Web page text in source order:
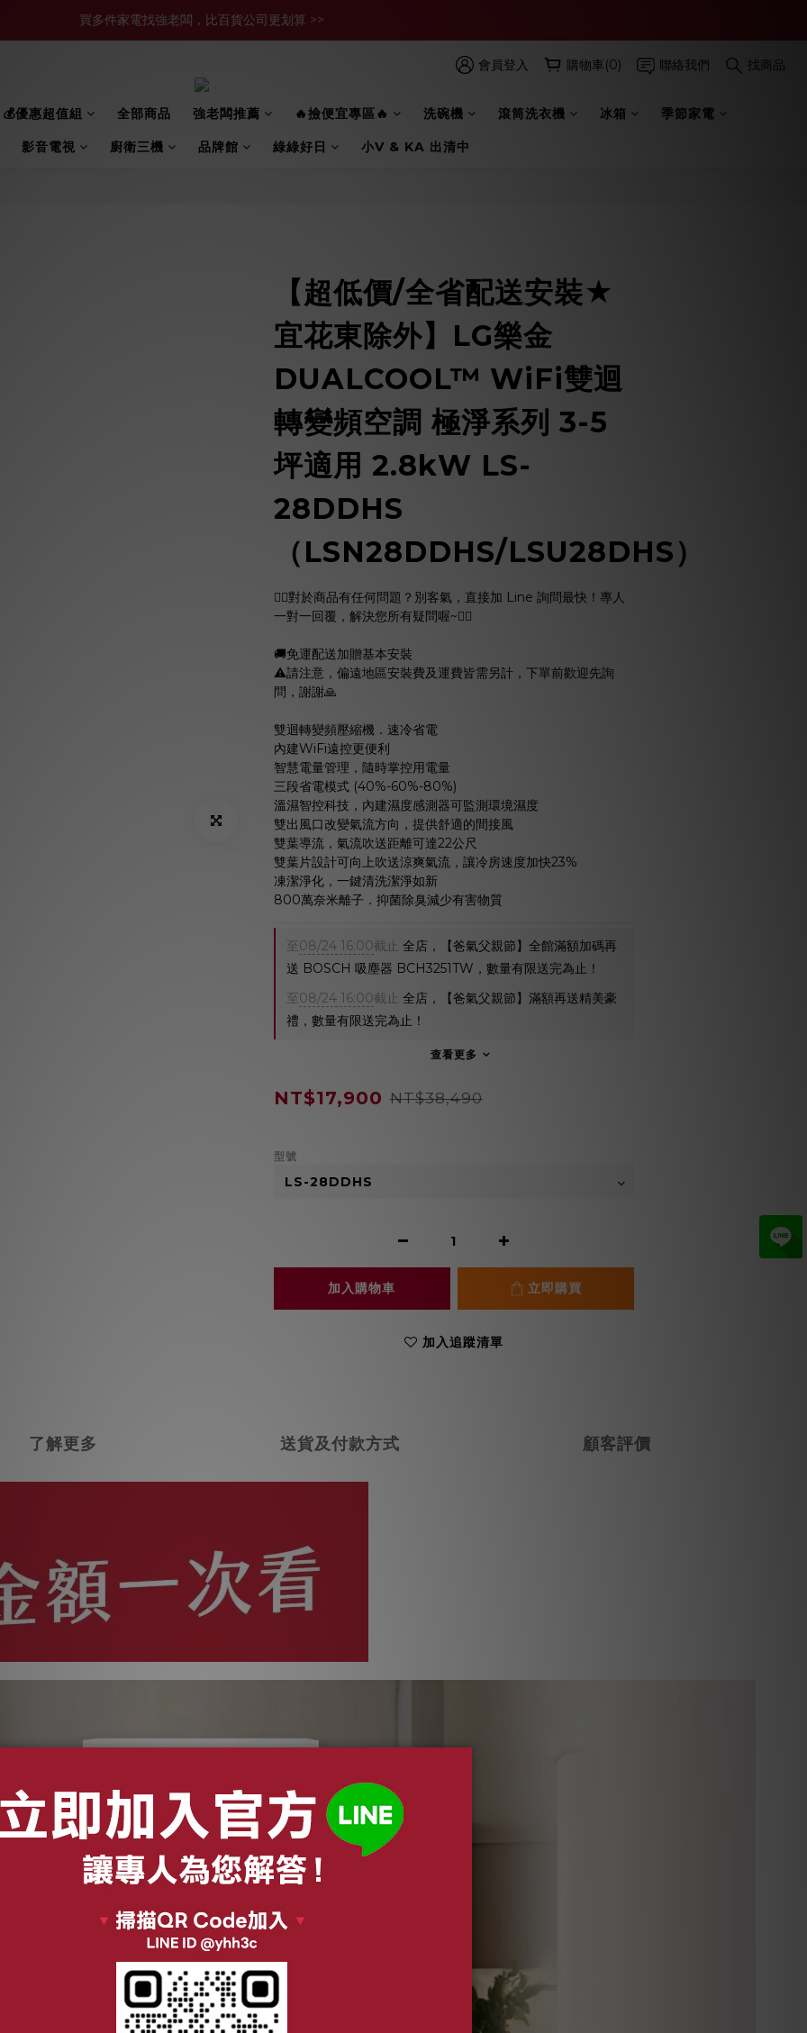
買多件家電找強老闆，比百貨公司更划算 >>
官網現金轉帳優惠 結帳輸【YHH02】再享2%優惠
買多件家電找強老闆，比百貨公司更划算 >>
會員登入 購物車(0) 聯絡我們 找商品
💰優惠超值組 全部商品 強老闆推薦 🔥撿便宜專區🔥 洗碗機 滾筒洗衣機 冰箱 季節家電
影音電視 廚衛三機 品牌館 綠綠好日 小V & KA 出清中
【超低價/全省配送安裝★
宜花東除外】LG樂金
DUALCOOL™ WiFi雙迴
轉變頻空調 極淨系列 3-5
坪適用 2.8kW LS-
28DDHS
（LSN28DDHS/LSU28DHS）
🙋‍♀️對於商品有任何問題？別客氣，直接加 Line 詢問最快！專人
一對一回覆，解決您所有疑問喔~🙋‍♂️
🚚免運配送加贈基本安裝
⚠️請注意，偏遠地區安裝費及運費皆需另計，下單前歡迎先詢
問，謝謝🙏
雙迴轉變頻壓縮機．速冷省電
內建WiFi遠控更便利
智慧電量管理，隨時掌控用電量
三段省電模式 (40%-60%-80%)
溫濕智控科技，內建濕度感測器可監測環境濕度
雙出風口改變氣流方向，提供舒適的間接風
雙葉導流，氣流吹送距離可達22公尺
雙葉片設計可向上吹送涼爽氣流，讓冷房速度加快23%
凍潔淨化，一鍵清洗潔淨如新
800萬奈米離子．抑菌除臭減少有害物質
至08/24 16:00截止
全店，【爸氣父親節】全館滿額加碼再
送 BOSCH 吸塵器 BCH3251TW，數量有限送完為止！
至08/24 16:00截止
全店，【爸氣父親節】滿額再送精美豪
禮，數量有限送完為止！
查看更多
NT$17,900 NT$38,490
型號
加入購物車 立即購買
加入追蹤清單
了解更多 送貨及付款方式 顧客評價